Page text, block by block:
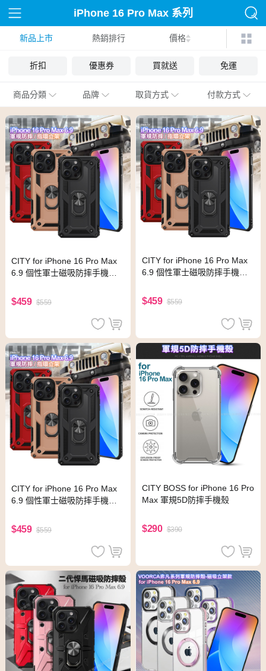
iPhone 16 Pro Max 系列
殼套
新品上市 熱銷排行 價格
折扣 優惠券 買就送 免運
商品分類 品牌 取貨方式 付款方式
CITY for iPhone 16 Pro Max
6.9 個性軍士磁吸防摔手機殼-
$459 $559
CITY for iPhone 16 Pro Max
6.9 個性軍士磁吸防摔手機殼-
$459 $559
CITY for iPhone 16 Pro Max
6.9 個性軍士磁吸防摔手機殼-
$459 $559
CITY BOSS for iPhone 16 Pro
Max 軍規5D防摔手機殼
$290 $390